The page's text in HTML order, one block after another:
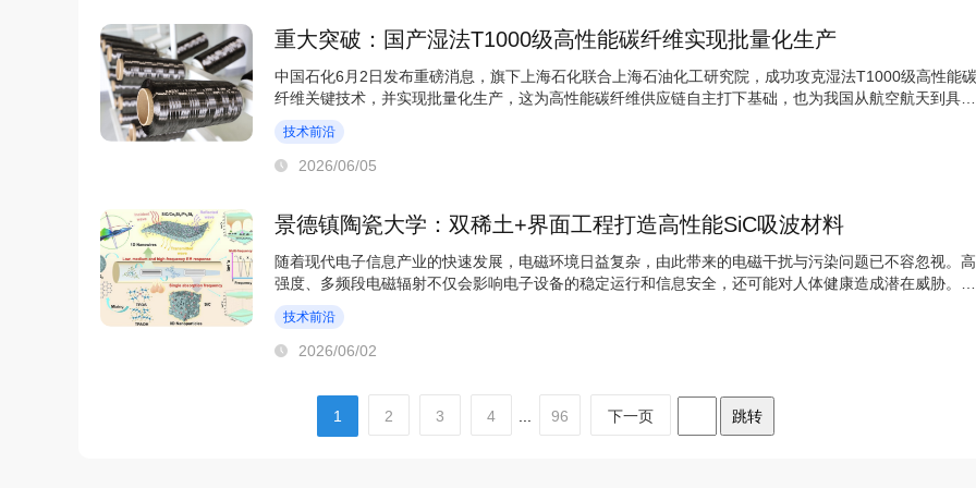
重大突破：国产湿法T1000级高性能碳纤维实现批量化生产
中国石化6月2日发布重磅消息，旗下上海石化联合上海石油化工研究院，成功攻克湿法T1000级高性能碳
纤维关键技术，并实现批量化生产，这为高性能碳纤维供应链自主打下基础，也为我国从航空航天到具身
智能、低空经济等...
技术前沿
2026/06/05
景德镇陶瓷大学：双稀土+界面工程打造高性能SiC吸波材料
随着现代电子信息产业的快速发展，电磁环境日益复杂，由此带来的电磁干扰与污染问题已不容忽视。高
强度、多频段电磁辐射不仅会影响电子设备的稳定运行和信息安全，还可能对人体健康造成潜在威胁。因
此，开发能够同时...
技术前沿
2026/06/02
1 2 3 4 96 下一页 跳转